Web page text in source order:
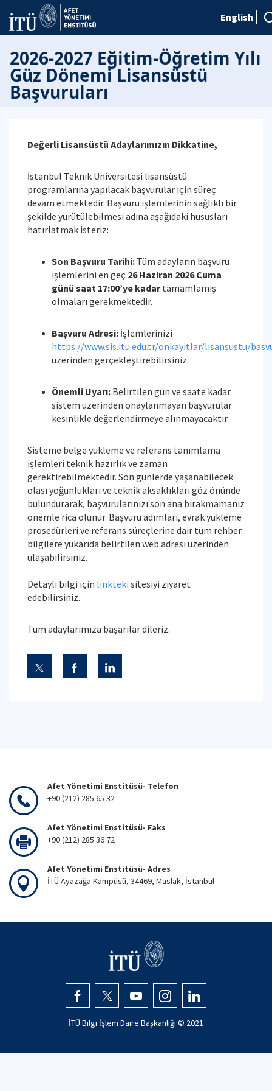
English
2026-2027 Eğitim-Öğretim Yılı
Güz Dönemi Lisansüstü
Başvuruları
Değerli Lisansüstü Adaylarımızın Dikkatine,
İstanbul Teknik Üniversitesi lisansüstü
programlarına yapılacak başvurular için süreç
devam etmektedir. Başvuru işlemlerinin sağlıklı bir
şekilde yürütülebilmesi adına aşağıdaki hususları
hatırlatmak isteriz:
Son Başvuru Tarihi: Tüm adayların başvuru
işlemlerini en geç 26 Haziran 2026 Cuma
günü saat 17:00’ye kadartamamlamış
olmaları gerekmektedir.
Başvuru Adresi: İşlemlerinizi
https://www.sis.itu.edu.tr/onkayitlar/lisansustu/
üzerinden gerçekleştirebilirsiniz.
Önemli Uyarı: Belirtilen gün ve saate kadar
sistem üzerinden onaylanmayan başvurular
kesinlikle değerlendirmeye alınmayacaktır.
Sisteme belge yükleme ve referans tanımlama
işlemleri teknik hazırlık ve zaman
gerektirebilmektedir. Son günlerde yaşanabilecek
olası yoğunlukları ve teknik aksaklıkları göz önünde
bulundurarak, başvurularınızı son ana bırakmamanız
önemle rica olunur. Başvuru adımları, evrak yükleme
prosedürleri ve referans süreçlerine dair tüm rehber
bilgilere yukarıda belirtilen web adresi üzerinden
ulaşabilirsiniz.
Detaylı bilgi için linkteki sitesiyi ziyaret
edebilirsiniz.
Tüm adaylarımıza başarılar dileriz.
Afet Yönetimi Enstitüsü- Telefon
+90 (212) 285 65 32
Afet Yönetimi Enstitüsü- Faks
+90 (212) 285 36 72
Afet Yönetimi Enstitüsü- Adres
İTÜ Ayazağa Kampüsü, 34469, Maslak, İstanbul
İTÜ Bilgi İşlem Daire Başkanlığı © 2021